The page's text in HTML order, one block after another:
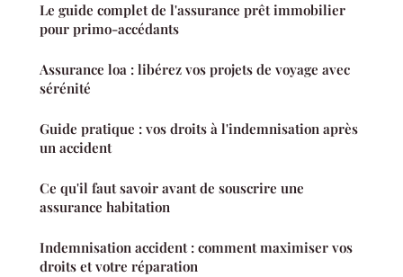
Le guide complet de l'assurance prêt immobilier
pour primo-accédants
Assurance loa : libérez vos projets de voyage avec
sérénité
Guide pratique : vos droits à l'indemnisation après
un accident
Ce qu'il faut savoir avant de souscrire une
assurance habitation
Indemnisation accident : comment maximiser vos
droits et votre réparation